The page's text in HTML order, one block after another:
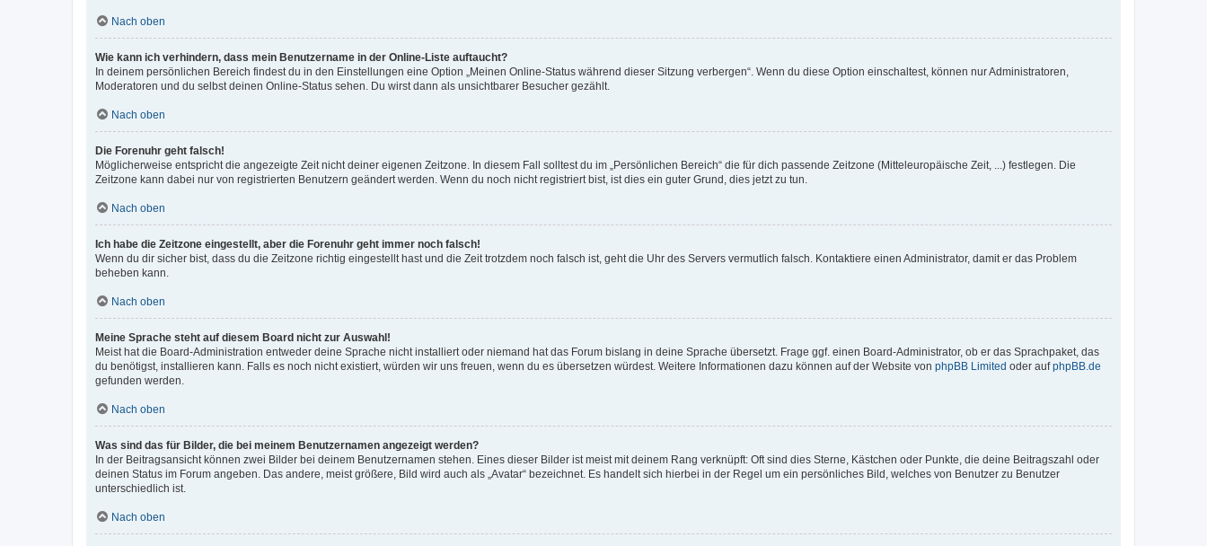
Nach oben
Wie kann ich verhindern, dass mein Benutzername in der Online-Liste auftaucht?
In deinem persönlichen Bereich findest du in den Einstellungen eine Option „Meinen Online-Status während dieser Sitzung verbergen“. Wenn du diese Option einschaltest, können nur Administratoren,
Moderatoren und du selbst deinen Online-Status sehen. Du wirst dann als unsichtbarer Besucher gezählt.
Nach oben
Die Forenuhr geht falsch!
Möglicherweise entspricht die angezeigte Zeit nicht deiner eigenen Zeitzone. In diesem Fall solltest du im „Persönlichen Bereich“ die für dich passende Zeitzone (Mitteleuropäische Zeit, ...) festlegen. Die
Zeitzone kann dabei nur von registrierten Benutzern geändert werden. Wenn du noch nicht registriert bist, ist dies ein guter Grund, dies jetzt zu tun.
Nach oben
Ich habe die Zeitzone eingestellt, aber die Forenuhr geht immer noch falsch!
Wenn du dir sicher bist, dass du die Zeitzone richtig eingestellt hast und die Zeit trotzdem noch falsch ist, geht die Uhr des Servers vermutlich falsch. Kontaktiere einen Administrator, damit er das Problem
beheben kann.
Nach oben
Meine Sprache steht auf diesem Board nicht zur Auswahl!
Meist hat die Board-Administration entweder deine Sprache nicht installiert oder niemand hat das Forum bislang in deine Sprache übersetzt. Frage ggf. einen Board-Administrator, ob er das Sprachpaket, das
du benötigst, installieren kann. Falls es noch nicht existiert, würden wir uns freuen, wenn du es übersetzen würdest. Weitere Informationen dazu können auf der Website von phpBB Limited oder aufphpBB.de
gefunden werden.
Nach oben
Was sind das für Bilder, die bei meinem Benutzernamen angezeigt werden?
In der Beitragsansicht können zwei Bilder bei deinem Benutzernamen stehen. Eines dieser Bilder ist meist mit deinem Rang verknüpft: Oft sind dies Sterne, Kästchen oder Punkte, die deine Beitragszahl oder
deinen Status im Forum angeben. Das andere, meist größere, Bild wird auch als „Avatar“ bezeichnet. Es handelt sich hierbei in der Regel um ein persönliches Bild, welches von Benutzer zu Benutzer
unterschiedlich ist.
Nach oben